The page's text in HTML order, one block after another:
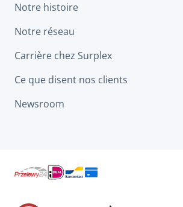
Notre histoire
Notre réseau
Carrière chez Surplex
Ce que disent nos clients
Newsroom